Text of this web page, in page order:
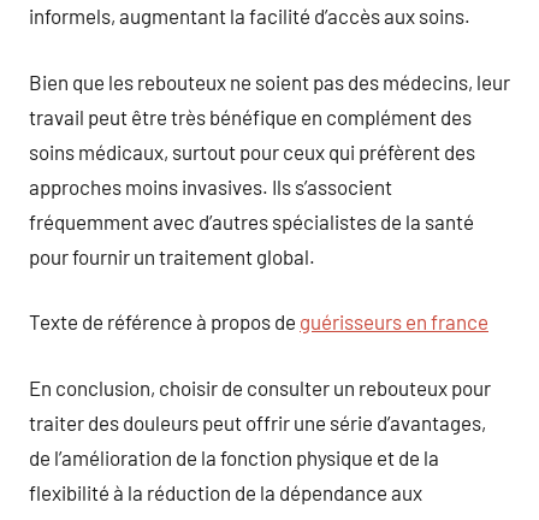
informels, augmentant la facilité d’accès aux soins.
Bien que les rebouteux ne soient pas des médecins, leur
travail peut être très bénéfique en complément des
soins médicaux, surtout pour ceux qui préfèrent des
approches moins invasives. Ils s’associent
fréquemment avec d’autres spécialistes de la santé
pour fournir un traitement global.
Texte de référence à propos de guérisseurs en france
En conclusion, choisir de consulter un rebouteux pour
traiter des douleurs peut offrir une série d’avantages,
de l’amélioration de la fonction physique et de la
flexibilité à la réduction de la dépendance aux